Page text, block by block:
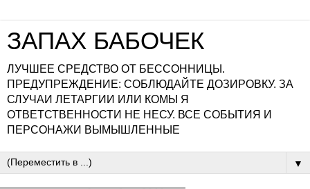
ЗАПАХ БАБОЧЕК
ЛУЧШЕЕ СРЕДСТВО ОТ БЕССОННИЦЫ.
ПРЕДУПРЕЖДЕНИЕ: СОБЛЮДАЙТЕ ДОЗИРОВКУ. ЗА
СЛУЧАИ ЛЕТАРГИИ ИЛИ КОМЫ Я
ОТВЕТСТВЕННОСТИ НЕ НЕСУ. ВСЕ СОБЫТИЯ И
ПЕРСОНАЖИ ВЫМЫШЛЕННЫЕ
▼